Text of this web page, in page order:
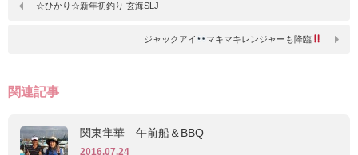
☆ひかり☆新年初釣り 玄海SLJ
ジャックアイ マキマキレンジャーも降臨
関連記事
関東隼華 午前船＆BBQ
2016.07.24